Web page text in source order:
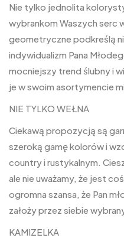
Nie tylko jednolita
wybrankom Waszych serc
geometryczne podkreślą
indywidualizm Pana
mocniejszy trend ślubny i
je w swoim asortymencie
NIE TYLKO WEŁNA
Ciekawą propozycją są
szeroką gamę kolorów i
country i rustykalnym.
ale nie uważamy, że jest
ogromna szansa, że Pan
założy przez siebie
KAMIZELKA